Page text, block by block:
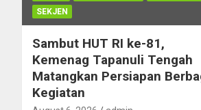
SEKJEN
Sambut HUT RI ke-81,
Kemenag Tapanuli Tengah
Matangkan Persiapan
Kegiatan